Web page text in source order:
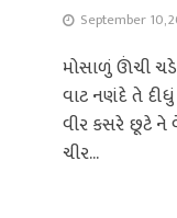
September 10,
મોસાળું ઊંચી
વાટ નણંદે તે
વીર કસરે છૂટે
ચીર...